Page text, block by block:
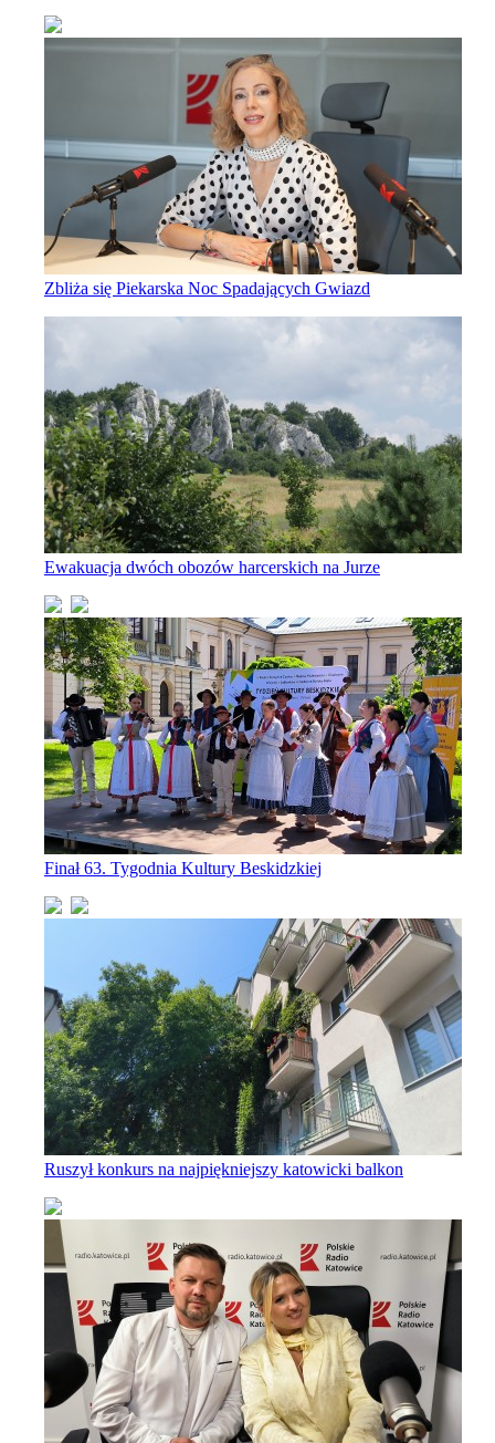
Zbliża się Piekarska Noc Spadających Gwiazd
Ewakuacja dwóch obozów harcerskich na Jurze
Finał 63. Tygodnia Kultury Beskidzkiej
Ruszył konkurs na najpiękniejszy katowicki balkon